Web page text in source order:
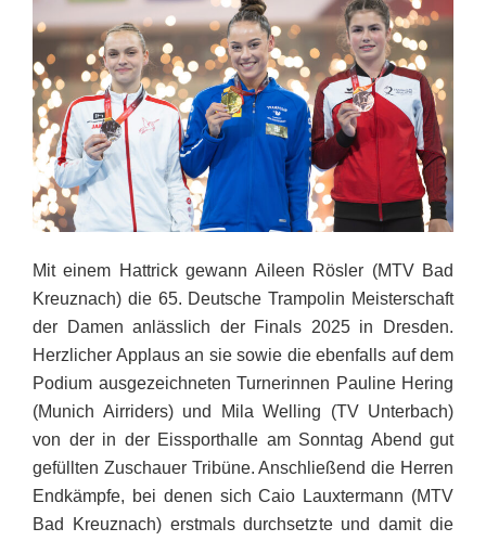
Mit einem Hattrick gewann Aileen Rösler (MTV Bad
Kreuznach) die 65. Deutsche Trampolin Meisterschaft
der Damen anlässlich der Finals 2025 in Dresden.
Herzlicher Applaus an sie sowie die ebenfalls auf dem
Podium ausgezeichneten Turnerinnen Pauline Hering
(Munich Airriders) und Mila Welling (TV Unterbach)
von der in der Eissporthalle am Sonntag Abend gut
gefüllten Zuschauer Tribüne. Anschließend die Herren
Endkämpfe, bei denen sich Caio Lauxtermann (MTV
Bad Kreuznach) erstmals durchsetzte und damit die